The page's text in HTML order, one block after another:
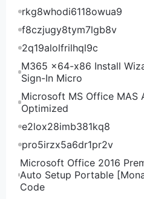
rkg8whodi6118owua9
f8czjugy8tym7lgb8v
2q19alolfrilhql9c
M365 x64-x86 Install
Sign-In Micro
Microsoft MS Office MAS
Optimized
e2lox28imb381kq8
pro5irzx5a6dr1pr2v
Microsoft Office 2016
Auto Setup Portable
Code